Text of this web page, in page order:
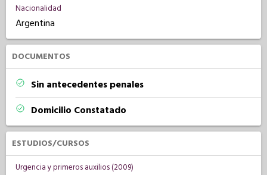
Nacionalidad
Argentina
DOCUMENTOS
Sin antecedentes penales
Domicilio Constatado
ESTUDIOS/CURSOS
Urgencia y primeros auxilios (2009)